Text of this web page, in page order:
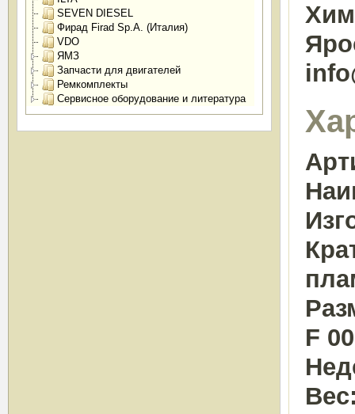
SEVEN DIESEL
Фирад Firad Sp.A. (Италия)
VDO
ЯМЗ
Запчасти для двигателей
Ремкомплекты
Сервисное оборудование и литература
F